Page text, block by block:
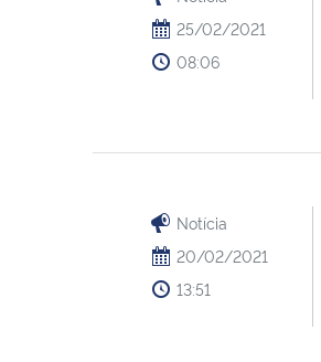
25/02/2021
08:06
Notícia
20/02/2021
13:51